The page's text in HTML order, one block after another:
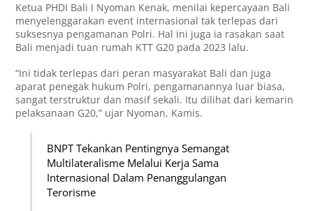
Ketua PHDI Bali I Nyoman Kenak, menilai kepercayaan Bali
menyelenggarakan event internasional tak terlepas dari
suksesnya pengamanan Polri. Hal ini juga ia rasakan saat
Bali menjadi tuan rumah KTT G20 pada 2023 lalu.
“Ini tidak terlepas dari peran masyarakat Bali dan juga
aparat penegak hukum Polri, pengamanannya luar biasa,
sangat terstruktur dan masif sekali. Itu dilihat dari kemarin
pelaksanaan G20,” ujar Nyoman, Kamis.
BNPT Tekankan Pentingnya Semangat
Multilateralisme Melalui Kerja Sama
Internasional Dalam Penanggulangan
Terorisme